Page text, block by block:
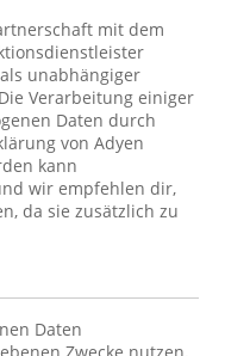
mit dem
unabhängiger
Verarbeitung einiger
Daten durch
von Adyen
kann
wir empfehlen dir,
da sie zusätzlich zu
Daten